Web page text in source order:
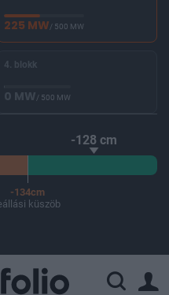
225 MW/ 500 MW
4. blokk
0 MW/ 500 MW
-128 cm
-134cm
küszöb